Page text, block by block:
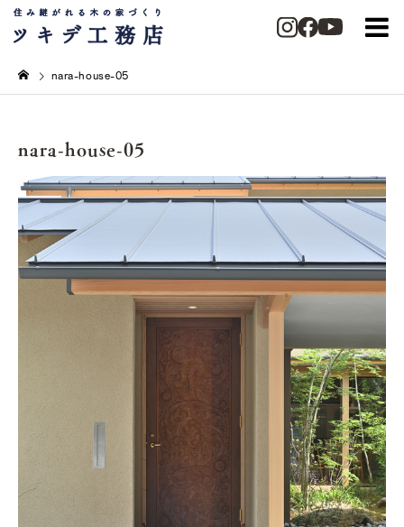
nara-house-05
nara-house-05